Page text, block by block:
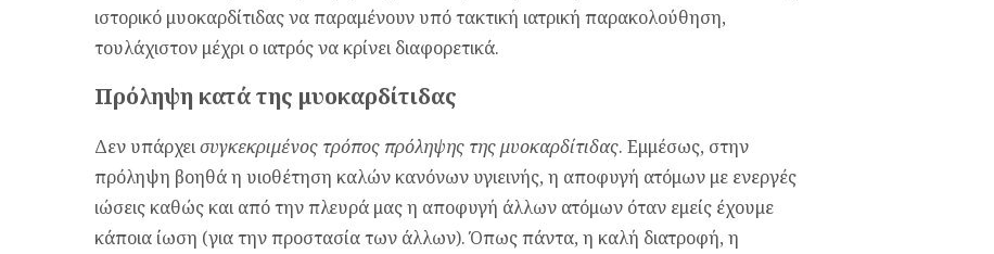
ιστορικό μυοκαρδίτιδας να παραμένουν υπό τακτική ιατρική παρακολούθηση,
τουλάχιστον μέχρι ο ιατρός να κρίνει διαφορετικά.
Πρόληψη κατά της μυοκαρδίτιδας
Δεν υπάρχεισυγκεκριμένος τρόπος πρόληψης της μυοκαρδίτιδας. Εμμέσως, στην
πρόληψη βοηθά η υιοθέτηση καλών κανόνων υγιεινής, η αποφυγή ατόμων με ενεργές
ιώσεις καθώς και από την πλευρά μας η αποφυγή άλλων ατόμων όταν εμείς έχουμε
κάποια ίωση (για την προστασία των άλλων). Όπως πάντα, η καλή διατροφή, η